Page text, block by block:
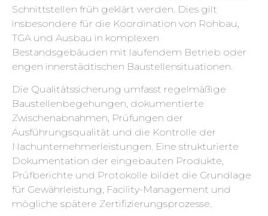
Schnittstellen früh geklärt werden. Dies gilt
insbesondere für die Koordination von Rohbau,
TGA und Ausbau in komplexen
Bestandsgebäuden mit laufendem Betrieb oder
engen innerstädtischen Baustellensituationen.
Die Qualitätssicherung umfasst regelmäßige
Baustellenbegehungen, dokumentierte
Zwischenabnahmen, Prüfungen der
Ausführungsqualität und die Kontrolle der
Nachunternehmerleistungen. Eine strukturierte
Dokumentation der eingebauten Produkte,
Prüfberichte und Protokolle bildet die Grundlage
für Gewährleistung, Facility-Management und
mögliche spätere Zertifizierungsprozesse.